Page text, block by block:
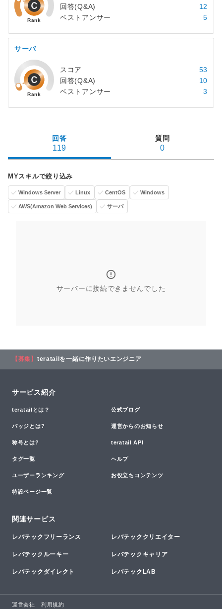
回答(Q&A)
12
ベストアンサー
5
サーバ
スコア
53
回答(Q&A)
10
ベストアンサー
3
回答
119
質問
0
MYスキルで絞り込み
Windows Server Linux CentOS Windows
AWS(Amazon Web Services) サーバ
サーバーに接続できませんでした
【募集】 teratailを一緒に作りたいエンジニア
サービス紹介
teratailとは？ 公式ブログ
バッジとは? 運営からのお知らせ
称号とは? teratail API
タグ一覧 ヘルプ
ユーザーランキング お役立ちコンテンツ
特設ページ一覧
関連サービス
レバテックフリーランス レバテッククリエイター
レバテックルーキー レバテックキャリア
レバテックダイレクト レバテックLAB
運営会社 利用規約